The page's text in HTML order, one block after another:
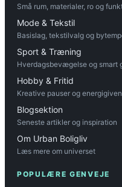
Små rum, materialer, ro og
Mode & Tekstil
Basislag, tekstilvalg og
Sport & Træning
Hverdagsbevægelse og smart
Hobby & Fritid
Kreative pauser og
Blogsektion
Seneste artikler og inspiration
Om Urban Boligliv
Læs mere om universet
POPULÆRE GENVEJE